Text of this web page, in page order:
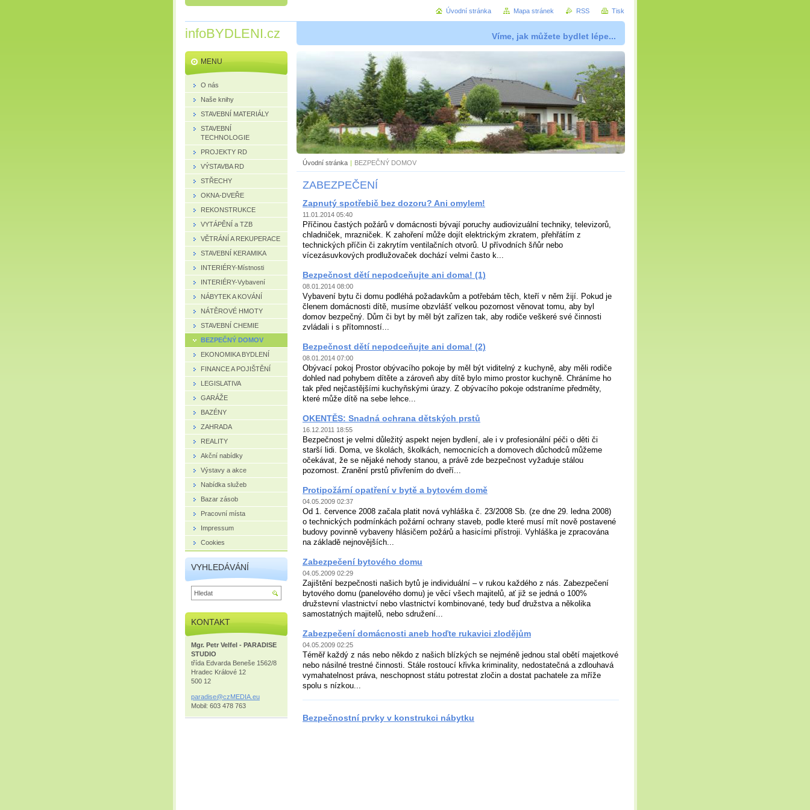
infoBYDLENI.cz Víme, jak můžete bydlet lépe...
Úvodní stránka | BEZPEČNÝ DOMOV
ZABEZPEČENÍ
Zapnutý spotřebič bez dozoru? Ani omylem!
11.01.2014 05:40
Příčinou častých požárů v domácnosti bývají poruchy audiovizuální techniky, televizorů,
chladniček, mrazniček. K zahoření může dojít elektrickým zkratem, přehřátím z
technických příčin či zakrytím ventilačních otvorů. U přívodních šňůr nebo
vícezásuvkových prodlužovaček dochází velmi často k...
Bezpečnost dětí nepodceňujte ani doma! (1)
08.01.2014 08:00
Vybavení bytu či domu podléhá požadavkům a potřebám těch, kteří v něm žijí. Pokud je
členem domácnosti dítě, musíme obzvlášť velkou pozornost věnovat tomu, aby byl
domov bezpečný. Dům či byt by měl být zařízen tak, aby rodiče veškeré své činnosti
zvládali i s přítomností...
Bezpečnost dětí nepodceňujte ani doma! (2)
08.01.2014 07:00
Obývací pokoj Prostor obývacího pokoje by měl být viditelný z kuchyně, aby měli rodiče
dohled nad pohybem dítěte a zároveň aby dítě bylo mimo prostor kuchyně. Chráníme ho
tak před nejčastějšími kuchyňskými úrazy. Z obývacího pokoje odstraníme předměty,
které může dítě na sebe lehce...
OKENTĚS: Snadná ochrana dětských prstů
16.12.2011 18:55
Bezpečnost je velmi důležitý aspekt nejen bydlení, ale i v profesionální péči o děti či
starší lidi. Doma, ve školách, školkách, nemocnicích a domovech důchodců můžeme
očekávat, že se nějaké nehody stanou, a právě zde bezpečnost vyžaduje stálou
pozornost. Zranění prstů přivřením do dveří...
Protipožární opatření v bytě a bytovém domě
04.05.2009 02:37
Od 1. července 2008 začala platit nová vyhláška č. 23/2008 Sb. (ze dne 29. ledna 2008)
o technických podmínkách požární ochrany staveb, podle které musí mít nově postavené
budovy povinně vybaveny hlásičem požárů a hasicími přístroji. Vyhláška je zpracována
na základě nejnovějších...
Zabezpečení bytového domu
04.05.2009 02:29
Zajištění bezpečnosti našich bytů je individuální – v rukou každého z nás. Zabezpečení
bytového domu (panelového domu) je věcí všech majitelů, ať již se jedná o 100%
družstevní vlastnictví nebo vlastnictví kombinované, tedy buď družstva a několika
samostatných majitelů, nebo sdružení...
Zabezpečení domácnosti aneb hoďte rukavici zlodějům
04.05.2009 02:25
Téměř každý z nás nebo někdo z našich blízkých se nejméně jednou stal obětí majetkové
nebo násilné trestné činnosti. Stále rostoucí křivka kriminality, nedostatečná a zdlouhavá
vymahatelnost práva, neschopnost státu potrestat zločin a dostat pachatele za mříže
spolu s nízkou...
Bezpečnostní prvky v konstrukci nábytku
MENU
O nás
Naše knihy
STAVEBNÍ MATERIÁLY
STAVEBNÍ
TECHNOLOGIE
PROJEKTY RD
VÝSTAVBA RD
STŘECHY
OKNA-DVEŘE
REKONSTRUKCE
VYTÁPĚNÍ a TZB
VĚTRÁNÍ A REKUPERACE
STAVEBNÍ KERAMIKA
INTERIÉRY-Místnosti
INTERIÉRY-Vybavení
NÁBYTEK A KOVÁNÍ
NÁTĚROVÉ HMOTY
STAVEBNÍ CHEMIE
BEZPEČNÝ DOMOV
EKONOMIKA BYDLENÍ
FINANCE A POJIŠTĚNÍ
LEGISLATIVA
GARÁŽE
BAZÉNY
ZAHRADA
REALITY
Akční nabídky
Výstavy a akce
Nabídka služeb
Bazar zásob
Pracovní místa
Impressum
Cookies
VYHLEDÁVÁNÍ
KONTAKT
Mgr. Petr Velfel - PARADISE
STUDIO
třída Edvarda Beneše 1562/8
Hradec Králové 12
500 12
paradise@czMEDIA .eu
Mobil: 603 478 763
Úvodní stránka Mapa stránek RSS Tisk